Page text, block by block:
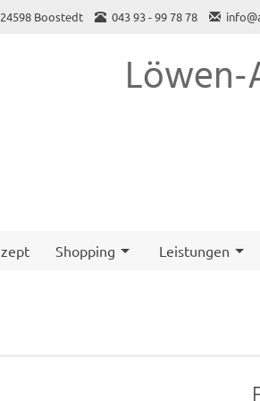
Boostedt 043 93 - 99 78 78
Shopping Leistungen